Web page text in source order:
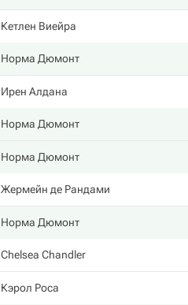
Кетлен Виейра
Норма Дюмонт
Ирен Алдана
Норма Дюмонт
Норма Дюмонт
Жермейн де Рандами
Норма Дюмонт
Chelsea Chandler
Кэрол Роса